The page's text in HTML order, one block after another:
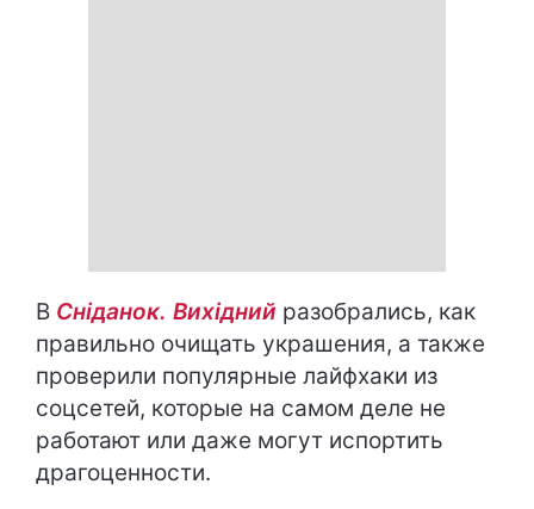
В Сніданок. Вихідний разобрались, как
правильно очищать украшения, а также
проверили популярные лайфхаки из
соцсетей, которые на самом деле не
работают или даже могут испортить
драгоценности.